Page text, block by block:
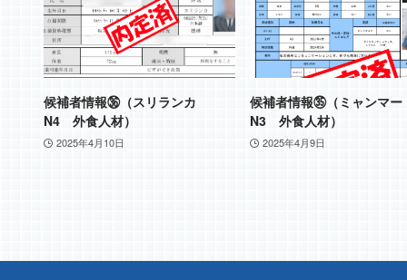
候補者情報㊱（スリランカ
N4 外食人材）
2025年4月10日
候補者情報㉟（ミャンマー
N3 外食人材）
2025年4月9日